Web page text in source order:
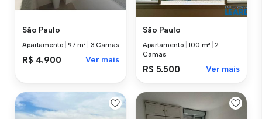
São Paulo
Apartamento |97 m² 3 Camas
R$ 4.900 Ver mais
São Paulo
Apartamento |100 m² |2
Camas
R$ 5.500 Ver mais